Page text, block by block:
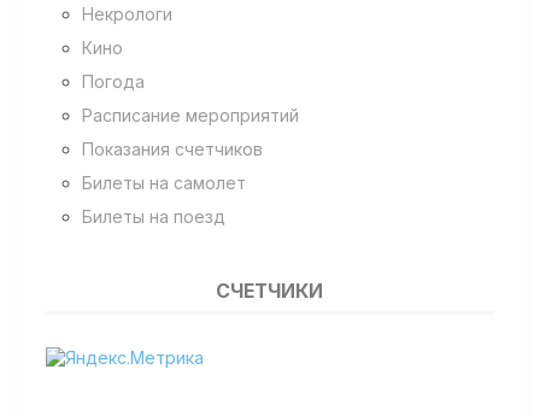
Некрологи
Кино
Погода
Расписание мероприятий
Показания счетчиков
Билеты на самолет
Билеты на поезд
СЧЕТЧИКИ